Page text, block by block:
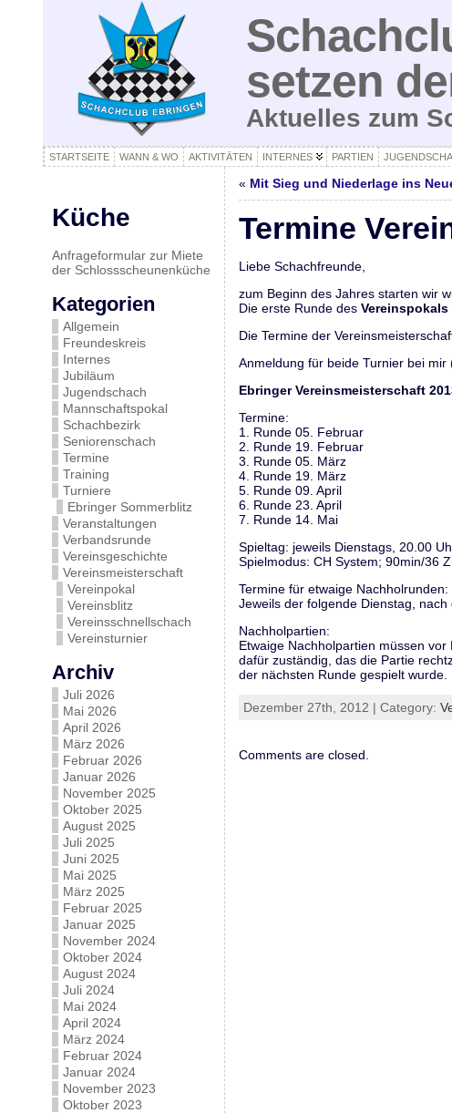
setzen
Aktuelles zum
STARTSEITE WANN & WO AKTIVITÄTEN INTERNES PARTIEN
Küche
Anfrageformular zur Miete
der Schlossscheunenküche
Kategorien
Allgemein
Freundeskreis
Internes
Jubiläum
Jugendschach
Mannschaftspokal
Schachbezirk
Seniorenschach
Termine
Training
Turniere
Ebringer Sommerblitz
Veranstaltungen
Verbandsrunde
Vereinsgeschichte
Vereinsmeisterschaft
Vereinpokal
Vereinsblitz
Vereinsschnellschach
Vereinsturnier
Archiv
Juli 2026
Mai 2026
April 2026
März 2026
Februar 2026
Januar 2026
November 2025
Oktober 2025
August 2025
Juli 2025
Juni 2025
Mai 2025
März 2025
Februar 2025
Januar 2025
November 2024
Oktober 2024
August 2024
Juli 2024
Mai 2024
April 2024
März 2024
Februar 2024
Januar 2024
November 2023
Oktober 2023
« Mit Sieg und Niederlage ins
Termine
Liebe Schachfreunde,
zum Beginn des Jahres starten wir
Die erste Runde des Vereinspokals
Die Termine der
Anmeldung für beide Turnier bei
Ebringer Vereinsmeisterschaft
Termine:
1. Runde 05. Februar
2. Runde 19. Februar
3. Runde 05. März
4. Runde 19. März
5. Runde 09. April
6. Runde 23. April
7. Runde 14. Mai
Spieltag: jeweils Dienstags, 20.00
Spielmodus: CH System; 90min/36
Termine für etwaige Nachholrunden:
Jeweils der folgende Dienstag,
Nachholpartien:
Etwaige Nachholpartien müssen
dafür zuständig, das die Partie
der nächsten Runde gespielt wurde.
Dezember 27th, 2012 | Category:
Comments are closed.